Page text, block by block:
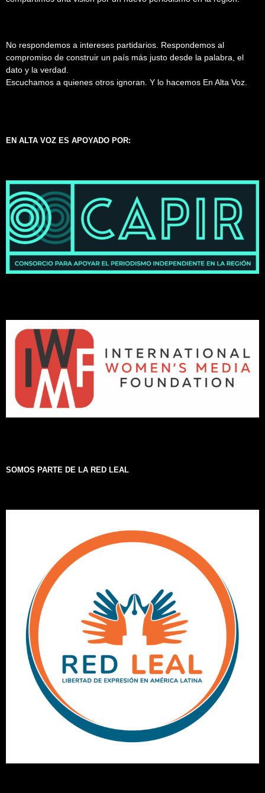
No respondemos a intereses partidarios. Respondemos al
compromiso de construir un país más justo desde la palabra, el
dato y la verdad.
Escuchamos a quienes otros ignoran. Y lo hacemos En Alta Voz.
EN ALTA VOZ ES APOYADO POR:
SOMOS PARTE DE LA RED LEAL